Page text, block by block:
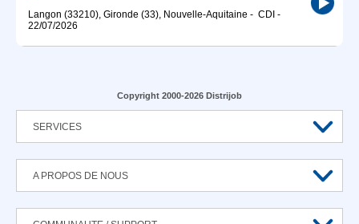
Langon (33210), Gironde (33), Nouvelle-Aquitaine - CDI -
22/07/2026
Copyright 2000-2026 Distrijob
SERVICES
A PROPOS DE NOUS